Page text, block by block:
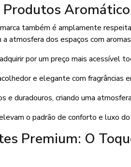
também é amplamente
atmosfera dos espaços com
por um preço mais acessível
e elegante com fragrâncias
e duradouros, criando uma
o padrão de conforto e luxo
Premium: O